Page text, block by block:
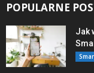
POPULARNE
Jak